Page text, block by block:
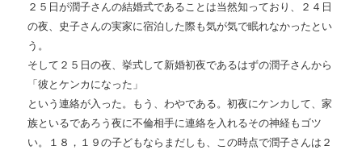
２５日が潤子さんの結婚式であることは当然知っており、２４日
の夜、史子さんの実家に宿泊した際も気が気で眠れなかったとい
う。
そして２５日の夜、挙式して新婚初夜であるはずの潤子さんから
「彼とケンカになった」
という連絡が入った。もう、わやである。初夜にケンカして、家
族といるであろう夜に不倫相手に連絡を入れるその神経もゴツ
い。１８，１９の子どもならまだしも、この時点で潤子さんは２